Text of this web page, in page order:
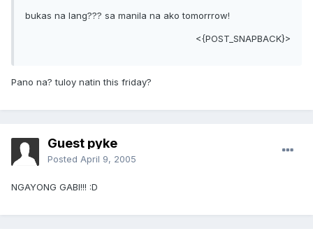
bukas na lang??? sa manila na ako tomorrrow!
<{POST_SNAPBACK}>
Pano na? tuloy natin this friday?
Guest pyke
Posted April 9, 2005
NGAYONG GABI!!! :D